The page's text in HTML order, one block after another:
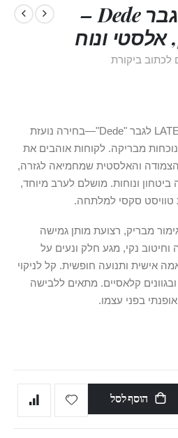
חוטיני לטקס לגבר Dede –
אלסטי ונוח
לכתוב ביקורת
הכירו את תחתוני החוטיני LATEX לגבר "Dede"—בחירה נועזת
מבריקה. לקוחות אוהבים את
והאלסטית שמחמיאה לגזרה,
ונוחות. מושלם לערב מיוחד,
טוויסט סקסי למלתחה.
מבריק, רצועת מותן גמישה
וחיטוב נקי, מגע חלק ונעים על
אישית ותנועה חופשית. קל לניקוי
ובגוונים קלאסיים. מתאים ללבישה
בפני עצמו.
הוסף לסל